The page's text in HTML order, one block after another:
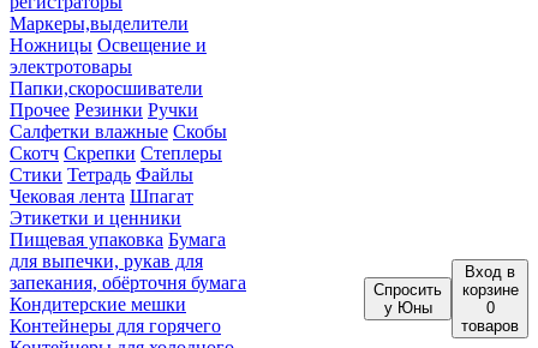
Маркеры,выделители
Ножницы Освещение и
электротовары
Папки,скоросшиватели
Прочее Резинки Ручки
Салфетки влажные Скобы
Скотч Скрепки Степлеры
Стики Тетрадь Файлы
Чековая лента Шпагат
Этикетки и ценники
Пищевая упаковка Бумага
для выпечки, рукав для
запекания, обёрточня бумага
Кондитерские мешки
Контейнеры для горячего
Спросить
у Юны
Вход в
корзине
0
товаров